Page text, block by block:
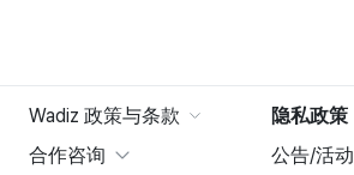
Wadiz 政策与条款
隐私政策
合作咨询
公告/活动